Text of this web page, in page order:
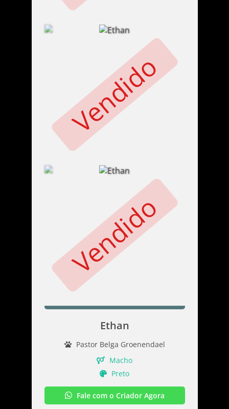
Vendido
Vendido
Ethan
Pastor Belga Groenendael
Macho
Preto
Fale com o Criador Agora